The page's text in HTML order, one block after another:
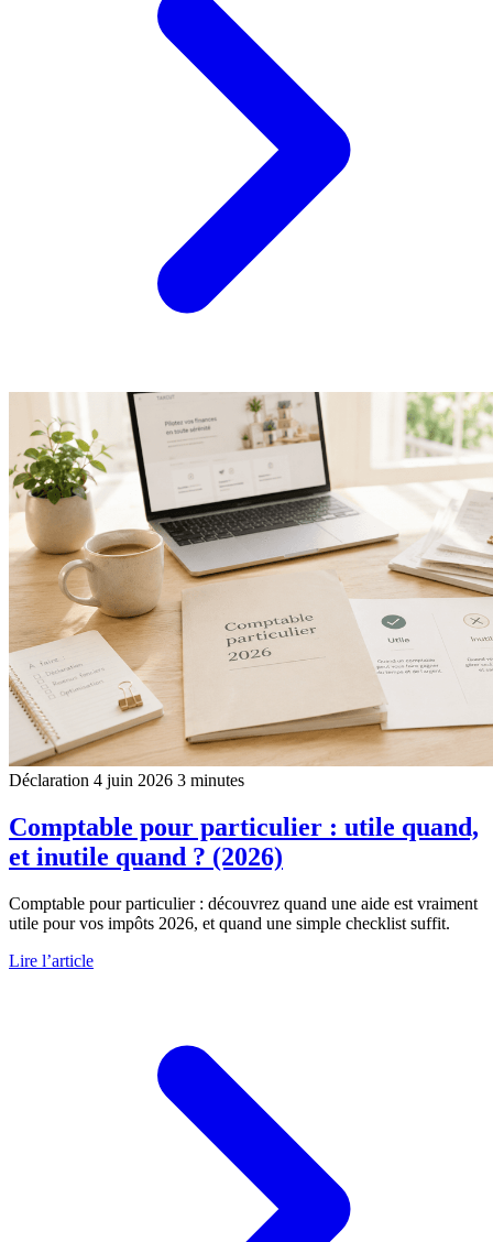
Déclaration 4 juin 2026 3 minutes
Comptable pour particulier : utile quand,
et inutile quand ? (2026)
Comptable pour particulier : découvrez quand une aide est vraiment
utile pour vos impôts 2026, et quand une simple checklist suffit.
Lire l’article